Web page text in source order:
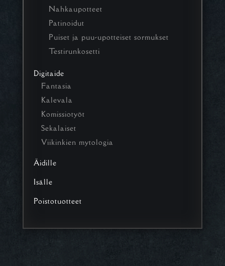
Nahkaupotteet
Patinoidut
Puiset ja puu-upotteiset sormukset
Testirunkosetti
Digitaide
Fantasia
Kalevala
Komissiotyöt
Sekalaiset
Viikinkien mytologia
Äidille
Isälle
Poistotuotteet